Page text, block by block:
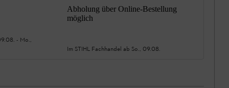
- Mo.,
Abholung über Online-Bestellung
möglich
Im STIHL Fachhandel ab So., 09.08.